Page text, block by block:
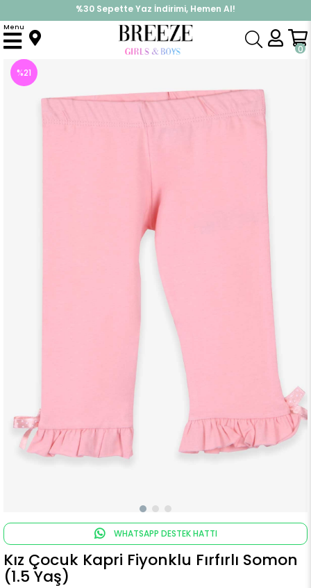
%30 Sepette Yaz İndirimi, Hemen Al!
İndirimlere ek %10 İndirimi Kap, Hemen Üye Ol!
0
Menu
Anasayfa Alt Giyim Kapri & Şort Kız Çocuk Kapri Fiyonklu Fırfırlı Somon (1.5 Yaş)
%21
WHATSAPP DESTEK HATTI
Kız Çocuk Kapri Fiyonklu Fırfırlı Somon
(1.5 Yaş)